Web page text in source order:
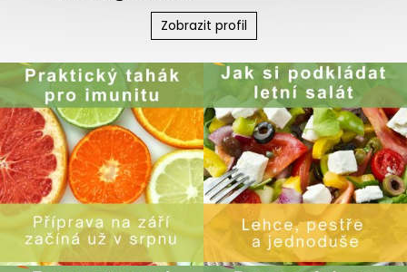
Zobrazit profil